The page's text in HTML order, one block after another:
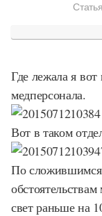
Где лежала я
медперсонала.
Вот в таком
По сложившимся
свет раньше на